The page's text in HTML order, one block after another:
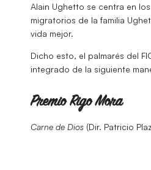
Alain Ughetto se centra en
migratorios de la familia
vida mejor.
Dicho esto, el palmarés del
integrado de la siguiente
Premio Rigo Mora
Carne de Dios (Dir. Patricio